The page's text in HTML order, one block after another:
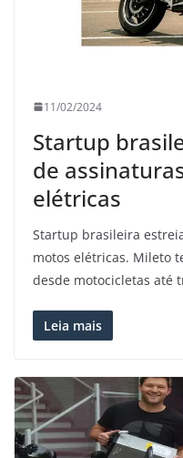
11/02/2024
Startup
de
elétricas
Startup brasileira
motos elétricas. Mileto
desde motocicletas até
Leia mais